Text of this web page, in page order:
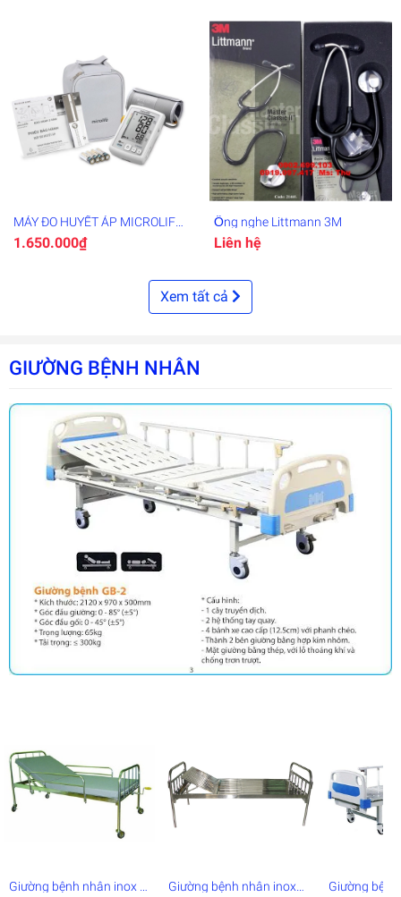
MÁY ĐO HUYẾT ÁP MICROLIFE
BP A6 BASIC
1.650.000₫
Ống nghe Littmann 3M
Liên hệ
Xem tất cả
GIƯỜNG BỆNH NHÂN
Giường bệnh nhân inox 1
Giường bệnh nhân inox
Giường